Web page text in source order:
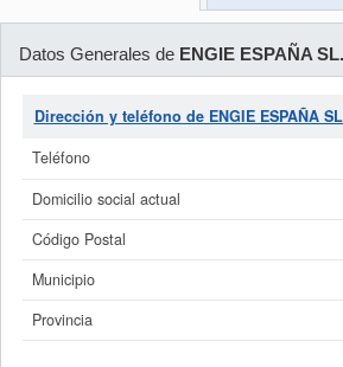
Datos Generales de ENGIE ESPAÑA SL.
Dirección y teléfono de ENGIE ESPAÑA
Teléfono
Domicilio social actual
Código Postal
Municipio
Provincia